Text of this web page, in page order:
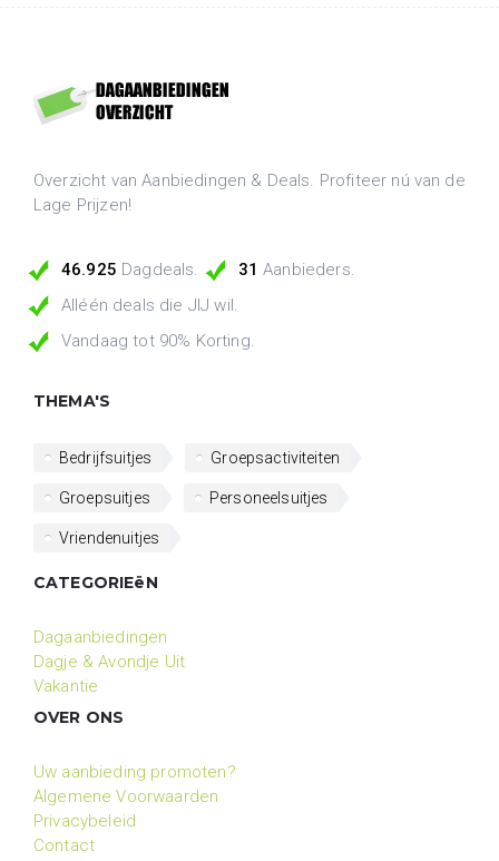
Overzicht van Aanbiedingen & Deals. Profiteer nú van de
Lage Prijzen!
46.925 Dagdeals. 31 Aanbieders.
Alléén deals die JIJ wil.
Vandaag tot 90% Korting.
THEMA'S
Bedrijfsuitjes Groepsactiviteiten
Groepsuitjes Personeelsuitjes
Vriendenuitjes
CATEGORIEëN
Dagaanbiedingen
Dagje & Avondje Uit
Vakantie
OVER ONS
Uw aanbieding promoten?
Algemene Voorwaarden
Privacybeleid
Contact